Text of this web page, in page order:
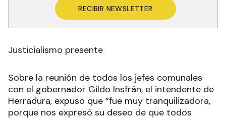
RECIBIR NEWSLETTER
Justicialismo presente
Sobre la reunión de todos los jefes comunales
con el gobernador Gildo Insfrán, el intendente de
Herradura, expuso que “fue muy tranquilizadora,
porque nos expresó su deseo de que todos